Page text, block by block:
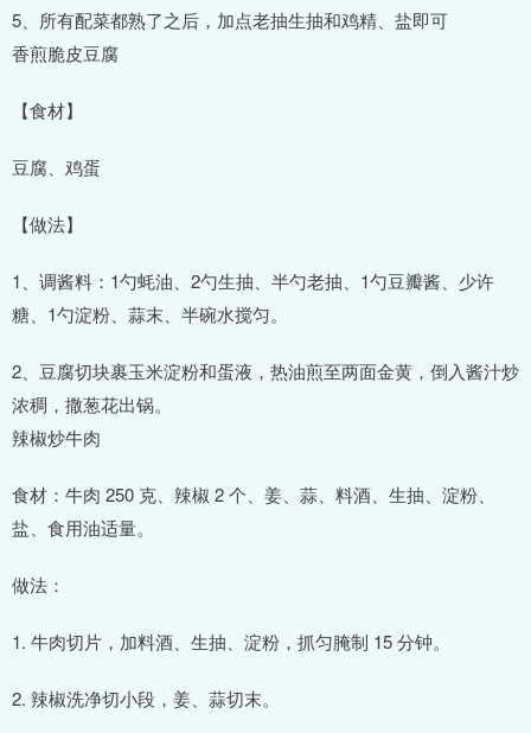
5、所有配菜都熟了之后，加点老抽生抽和鸡精、盐即可
香煎脆皮豆腐
【食材】
豆腐、鸡蛋
【做法】
1、调酱料：1勺蚝油、2勺生抽、半勺老抽、1勺豆瓣酱、少许
糖、1勺淀粉、蒜末、半碗水搅匀。
2、豆腐切块裹玉米淀粉和蛋液，热油煎至两面金黄，倒入酱汁炒
浓稠，撒葱花出锅。
辣椒炒牛肉
食材：牛肉 250 克、辣椒 2 个、姜、蒜、料酒、生抽、淀粉、
盐、食用油适量。
做法：
1. 牛肉切片，加料酒、生抽、淀粉，抓匀腌制 15 分钟。
2. 辣椒洗净切小段，姜、蒜切末。